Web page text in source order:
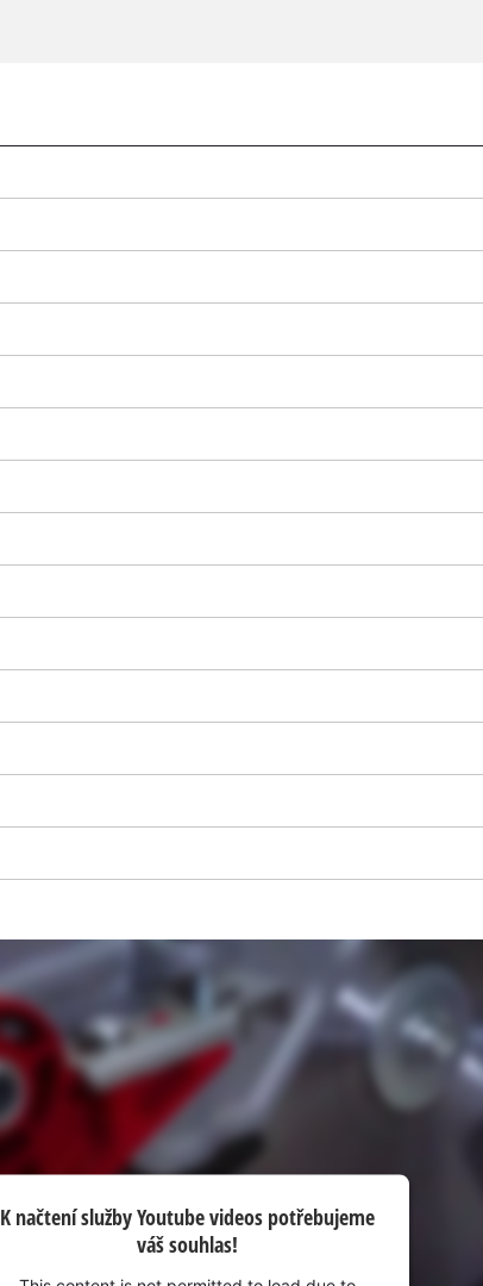
potřebujeme váš souhlas!
Management Platform
K načtení služby Youtube videos potřebujeme
váš souhlas!